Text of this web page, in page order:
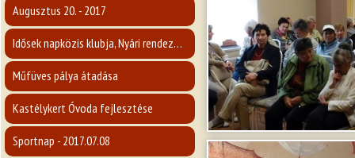
Augusztus 20. - 2017
Idősek napközis klubja, Nyári rendezvény 2017.
Műfüves pálya átadása
Kastélykert Óvoda fejlesztése
Sportnap - 2017.07.08